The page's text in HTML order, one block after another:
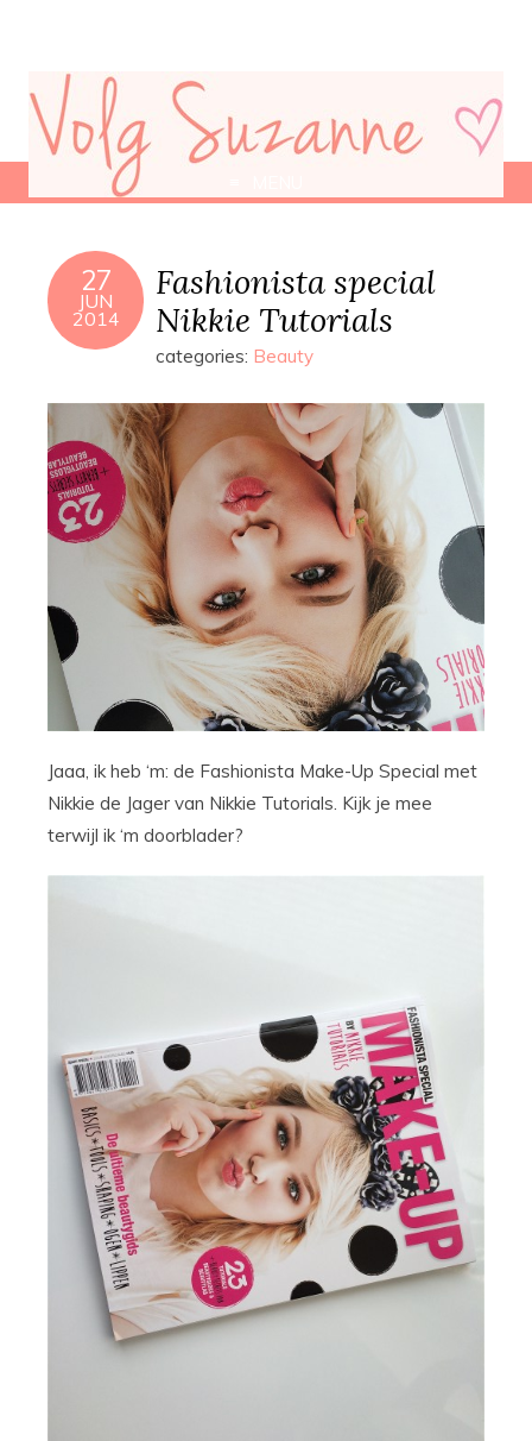
27
JUN
2014
Fashionista special
Nikkie Tutorials
categories: Beauty
Jaaa, ik heb ‘m: de Fashionista Make-Up Special met
Nikkie de Jager van Nikkie Tutorials. Kijk je mee
terwijl ik ‘m doorblader?